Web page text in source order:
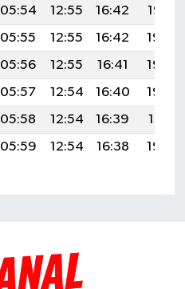
05:54 12:55 16:42
19:47
05:55 12:55 16:42
19:45
05:56 12:55 16:41
19:44
05:57 12:54 16:40
19:42
05:58 12:54 16:39
19:41
05:59 12:54 16:38 19:39